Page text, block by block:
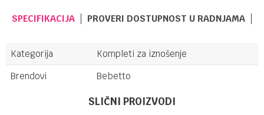
SPECIFIKACIJA PROVERI DOSTUPNOST U RADNJAMA
Kategorija
Kompleti za iznošenje
Brendovi
Bebetto
SLIČNI PROIZVODI